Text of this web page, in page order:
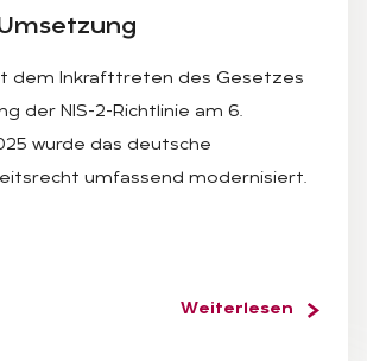
dem Inkrafttreten des Gesetzes
der NIS-2-Richtlinie am 6.
wurde das deutsche
umfassend modernisiert.
Weiterlesen